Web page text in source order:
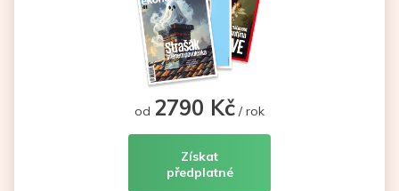
od 2790 Kč / rok
Získat
předplatné